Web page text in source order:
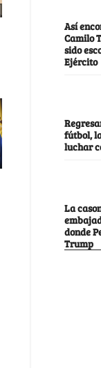
Así
Camilo
sido
Ejército
fútbol,
luchar
La
donde
Trump